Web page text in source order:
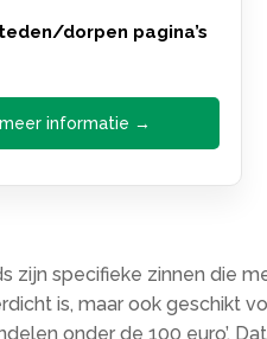
dorpen pagina’s
informatie →
zijn specifieke zinnen die
is, maar ook geschikt
onder de 100 euro’.​